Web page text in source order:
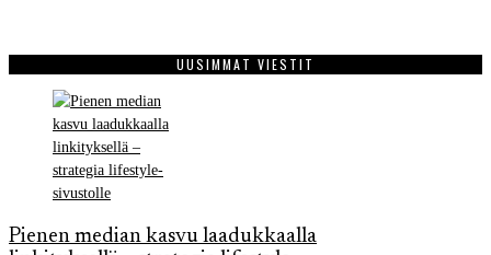
UUSIMMAT VIESTIT
Pienen median kasvu laadukkaalla